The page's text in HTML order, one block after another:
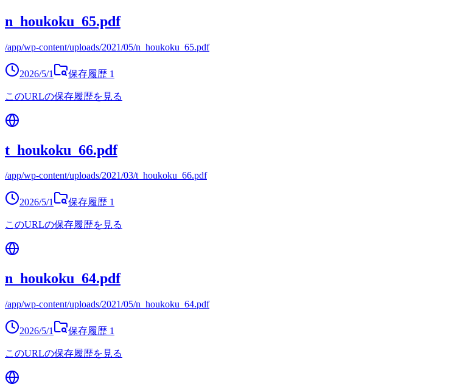
n_houkoku_65.pdf
/app/wp-content/uploads/2021/05/n_houkoku_65.pdf
2026/5/1 保存履歴 1
このURLの保存履歴を見る
t_houkoku_66.pdf
/app/wp-content/uploads/2021/03/t_houkoku_66.pdf
2026/5/1 保存履歴 1
このURLの保存履歴を見る
n_houkoku_64.pdf
/app/wp-content/uploads/2021/05/n_houkoku_64.pdf
2026/5/1 保存履歴 1
このURLの保存履歴を見る